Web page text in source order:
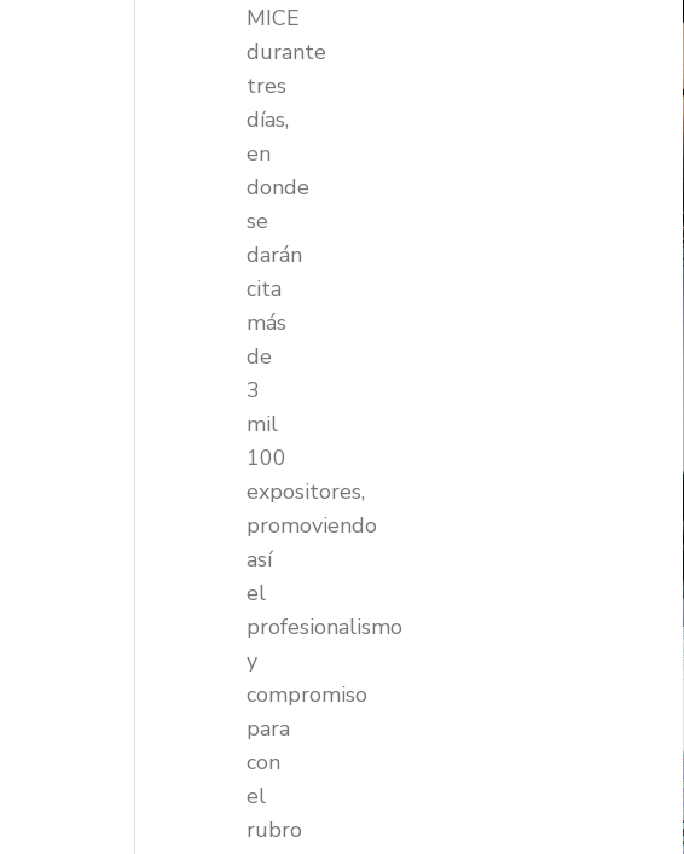
MICE
durante
tres
días,
en
donde
se
darán
cita
más
de
3
mil
100
expositores,
promoviendo
así
el
profesionalismo
y
compromiso
para
con
el
rubro